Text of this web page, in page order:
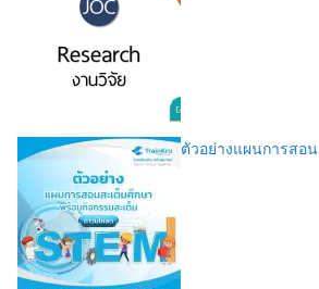
ตัวอย่างแผนการสอน